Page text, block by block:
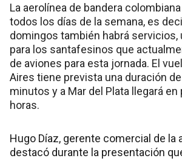
La aerolínea de bandera
todos los días de la semana, es
domingos también habrá servicios,
para los santafesinos que
de aviones para esta jornada. El
Aires tiene prevista una duración
minutos y a Mar del Plata llegará
horas.
Hugo Díaz, gerente comercial de la
destacó durante la presentación